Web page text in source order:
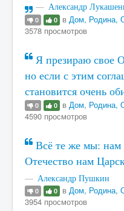
Александр
0 0 в Дом, Родина,
3578 просмотров
Я презираю свое
но если с этим
становится очень
0 0 в Дом, Родина,
4590 просмотров
Всё те же мы:
Отечество нам
Александр Пушкин
0 0 в Дом, Родина,
3954 просмотров